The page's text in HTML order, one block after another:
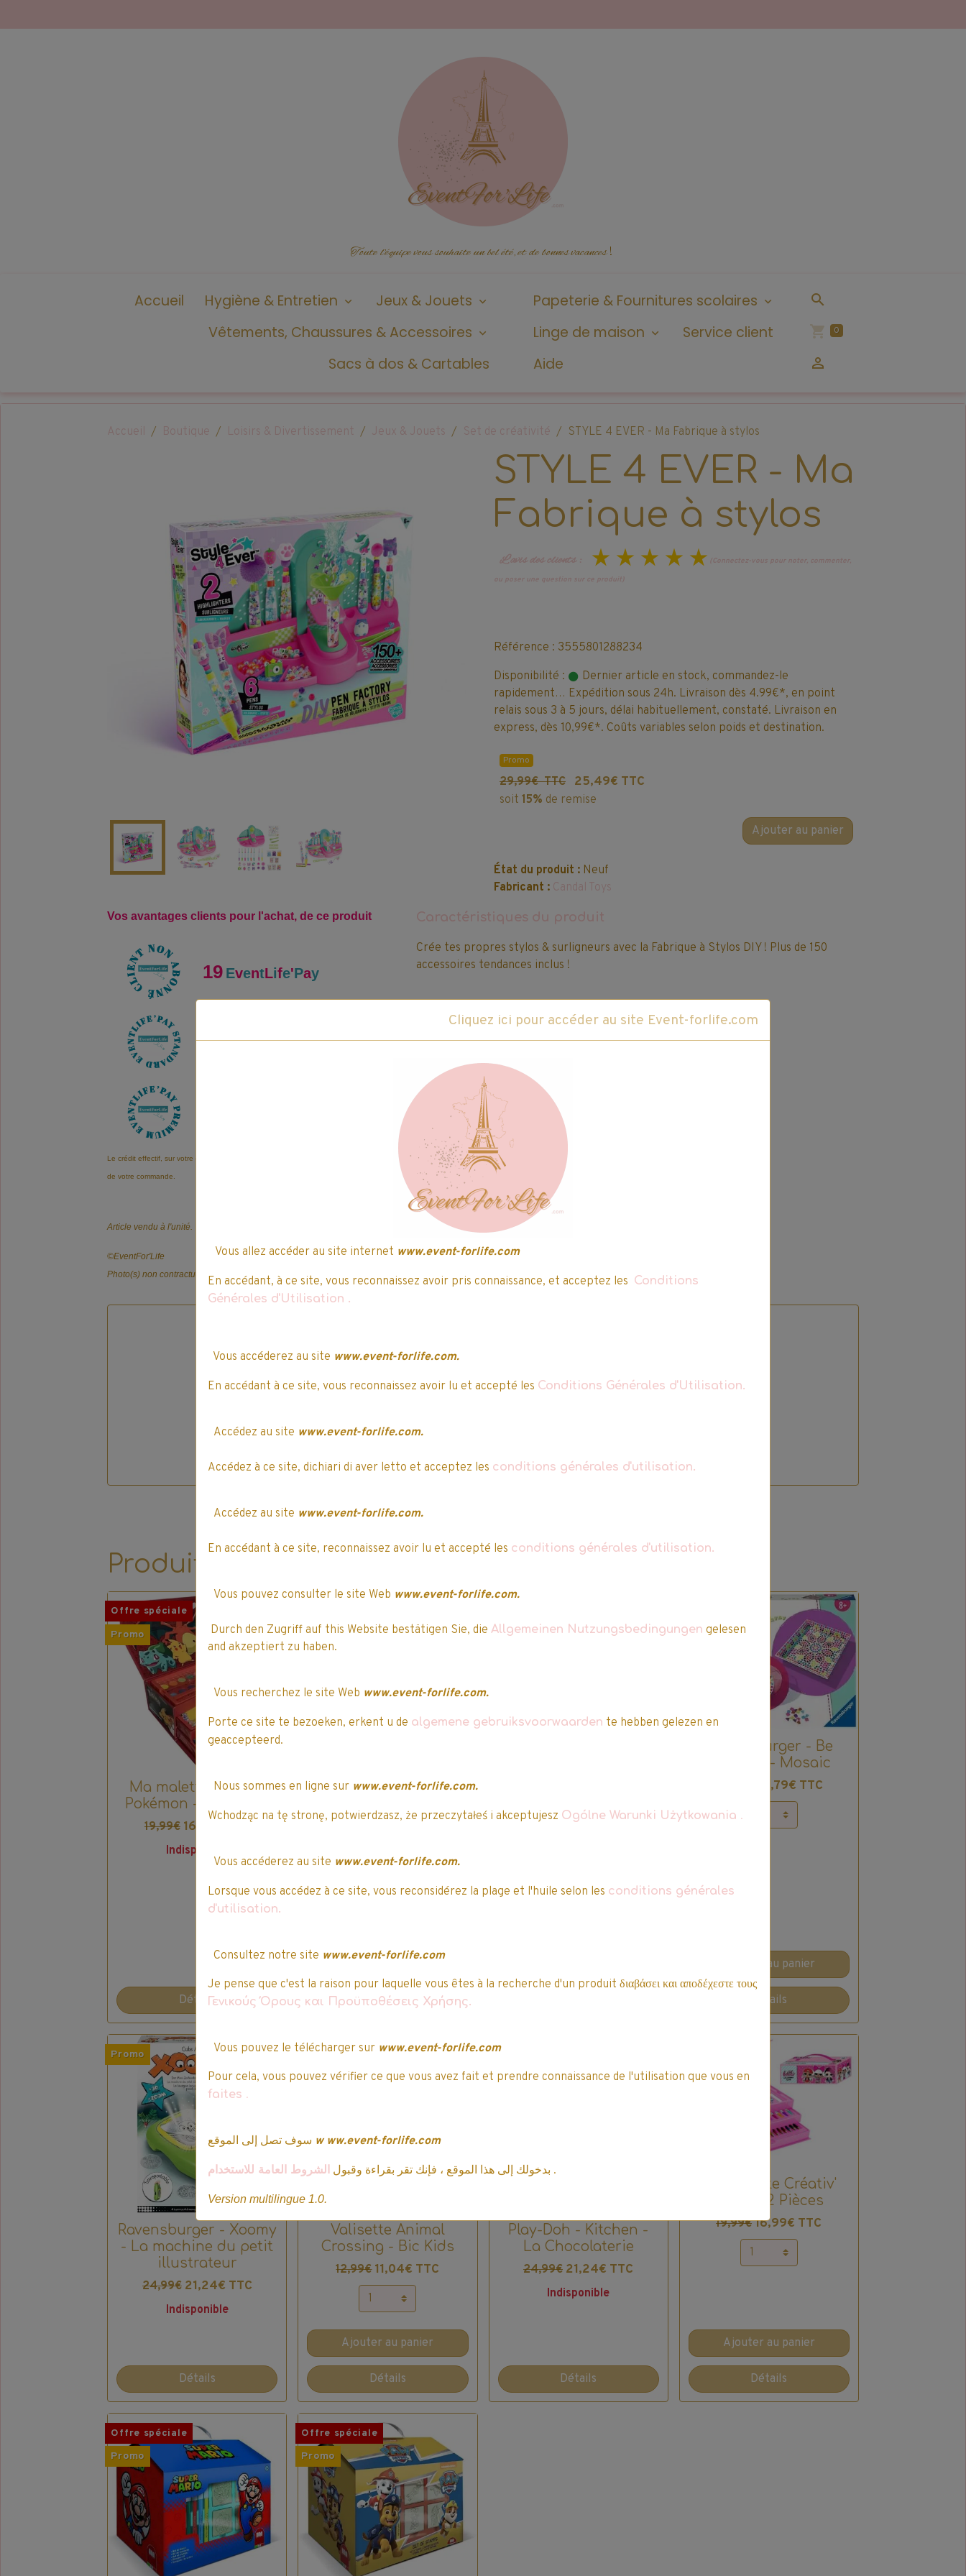
Toute l'équipe vous souhaite un bel été, et de bonnes vacances !
Accueil Hygiène & Entretien
Jeux & Jouets
Vêtements, Chaussures & Accessoires
Sacs à dos & Cartables
Papeterie & Fournitures scolaires
Linge de maison
Service client
Aide
0
Accueil Boutique Loisirs & Divertissement Jeux & Jouets Set de créativité STYLE 4 EVER - Ma Fabrique à stylos
STYLE 4 EVER - Ma
Fabrique à stylos
L’avis des clients :
(Connectez-vous pour noter, commenter,
ou poser une question sur ce produit)
Référence : 3555801288234
Disponibilité :
Dernier article en stock, commandez-le
rapidement… Expédition sous 24h. Livraison dès 4.99€*, en point
relais sous 3 à 5 jours, délai habituellement, constaté. Livraison en
express, dès 10,99€*. Coûts variables selon poids et destination.
Promo
29,99€ TTC 25,49€ TTC
soit 15% de remise
Ajouter au panier
État du produit : Neuf
Fabricant : Candal Toys
Vos avantages clients pour l'achat, de ce produit
19 EventLife'Pay
38EventLife'Pay
Le crédit effectif, sur votre compte EventLife'Pay, est automatique après, la validation
de votre commande.
Caractéristiques du produit
Crée tes propres stylos & surligneurs avec la Fabrique à Stylos DIY ! Plus de 150
accessoires tendances inclus !
Dès 6 ans.
Article vendu à l'unité.
©️EventFor'Life
Photo(s) non contractuelle(s).
5/5
Vous avez acheté
Produits qui peuvent vous intéresser…
Offre spéciale
Promo
Ma malette Créativ'
Pokémon - 52 Pièces
19,99€ 16,99€ TTC
Indisponible
Détails
Promo
Coffret Maped - Color
16,99€ TTC
Ajouter au panier
Détails
Pikachu - Loisir créatif
Ravensburger - Be
Creative - Mosaic
23,79€ TTC
Ajouter au panier
Détails
Promo
Ravensburger - Xoomy
- La machine du petit
illustrateur
24,99€ 21,24€ TTC
Indisponible
Détails
Promo
Valisette Animal
Crossing - Bic Kids
12,99€ 11,04€ TTC
Ajouter au panier
Détails
Offre spéciale
Promo
Play-Doh - Kitchen -
La Chocolaterie
24,99€ 21,24€ TTC
Indisponible
Détails
Promo
Ma malette Créativ'
LOL - 52 Pièces
19,99€ 16,99€ TTC
Ajouter au panier
Détails
Offre spéciale
Promo
Offre spéciale
Promo
Cliquez ici pour accéder au site Event-forlife.com
Vous allez accéder au site internet www.event-forlife.com
En accédant, à ce site, vous reconnaissez avoir pris connaissance, et acceptez les Conditions
Générales d'Utilisation .
Vous accéderez au site www.event-forlife.com.
En accédant à ce site, vous reconnaissez avoir lu et accepté les Conditions Générales d'Utilisation.
Accédez au site www.event-forlife.com.
Accédez à ce site, dichiari di aver letto et acceptez les conditions générales d'utilisation.
Accédez au site www.event-forlife.com.
En accédant à ce site, reconnaissez avoir lu et accepté les conditions générales d'utilisation.
Vous pouvez consulter le site Web www.event-forlife.com.
Durch den Zugriff auf this Website bestätigen Sie, die Allgemeinen Nutzungsbedingungen gelesen
and akzeptiert zu haben.
Vous recherchez le site Web www.event-forlife.com.
Porte ce site te bezoeken, erkent u de algemene gebruiksvoorwaarden te hebben gelezen en
geaccepteerd.
Nous sommes en ligne sur www.event-forlife.com.
Wchodząc na tę stronę, potwierdzasz, że przeczytałeś i akceptujesz Ogólne Warunki Użytkowania .
Vous accéderez au site www.event-forlife.com.
Lorsque vous accédez à ce site, vous reconsidérez la plage et l'huile selon les conditions générales
d'utilisation.
Consultez notre site www.event-forlife.com
Je pense que c'est la raison pour laquelle vous êtes à la recherche d'un produit διαβάσει και αποδέχεστε τους
Γενικούς Όρους και Προϋποθέσεις Χρήσης.
Vous pouvez le télécharger sur www.event-forlife.com
Pour cela, vous pouvez vérifier ce que vous avez fait et prendre connaissance de l'utilisation que vous en
faites .
w ww.event-forlife.com
بدخولك إلى هذا الموقع ، فإنك تقر بقراءة وقبول الشروط العامة للاستخدام .
Version multilingue 1.0.